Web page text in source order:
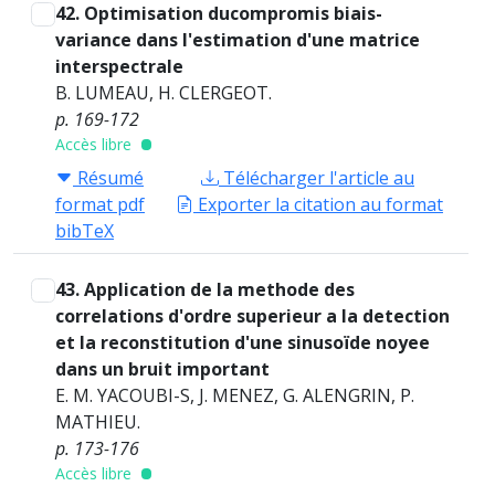
42. Optimisation ducompromis biais-
variance dans l'estimation d'une matrice
interspectrale
B. LUMEAU, H. CLERGEOT.
p. 169-172
Accès libre
Résumé
Télécharger l'article au
format pdf
Exporter la citation au format
bibTeX
43. Application de la methode des
correlations d'ordre superieur a la detection
et la reconstitution d'une sinusoïde noyee
dans un bruit important
E. M. YACOUBI-S, J. MENEZ, G. ALENGRIN, P.
MATHIEU.
p. 173-176
Accès libre